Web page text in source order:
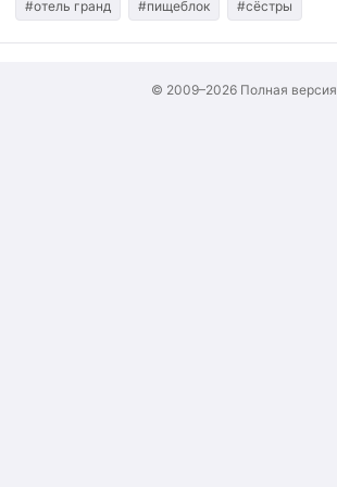
#отель гранд #пищеблок #сëстры
© 2009–2026 Полная версия